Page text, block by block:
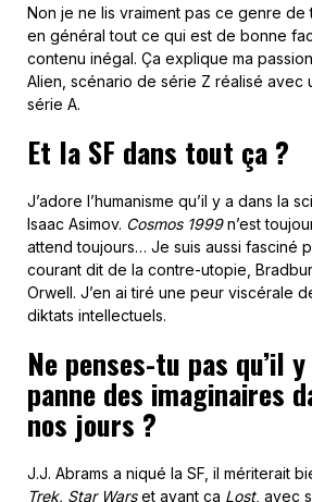
Non je ne lis vraiment pas ce genre de
en général tout ce qui est de bonne
contenu inégal. Ça explique ma
Alien, scénario de série Z réalisé avec
série A.
Et la SF dans tout ça ?
J’adore l’humanisme qu’il y a dans la
Isaac Asimov. Cosmos 1999n’est
attend toujours… Je suis aussi fasciné
courant dit de la contre-utopie,
Orwell. J’en ai tiré une peur viscérale
diktats intellectuels.
Ne penses-tu pas qu’il
panne des imaginaires
nos jours ?
J.J. Abrams a niqué la SF, il mériterait
Trek, Star Warset avant ça Lost, avec